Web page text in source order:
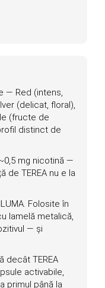
— Red (intens,
(delicat, floral),
(fructe de
distinct de
mg nicotină —
de TEREA nu e la
Folosite în
lamelă metalică,
— și
decât TEREA
activabile,
primul până la